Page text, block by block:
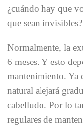
¿cuándo hay que
que sean
Normalmente, la
6 meses. Y esto
mantenimiento. Ya
natural alejará
cabelludo. Por lo
regulares de